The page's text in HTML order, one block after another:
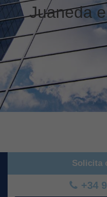
Juaneda
Solicita
+34